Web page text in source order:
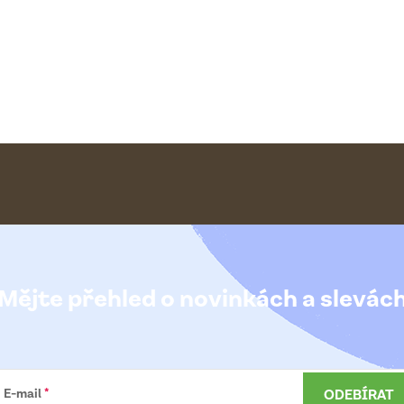
Mějte přehled o novinkácha
E-mail ODEBÍRAT